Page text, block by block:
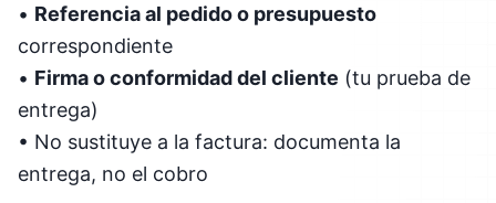
• Referencia al pedido o presupuesto
correspondiente
• Firma o conformidad del cliente (tu prueba de
entrega)
• No sustituye a la factura: documenta la
entrega, no el cobro